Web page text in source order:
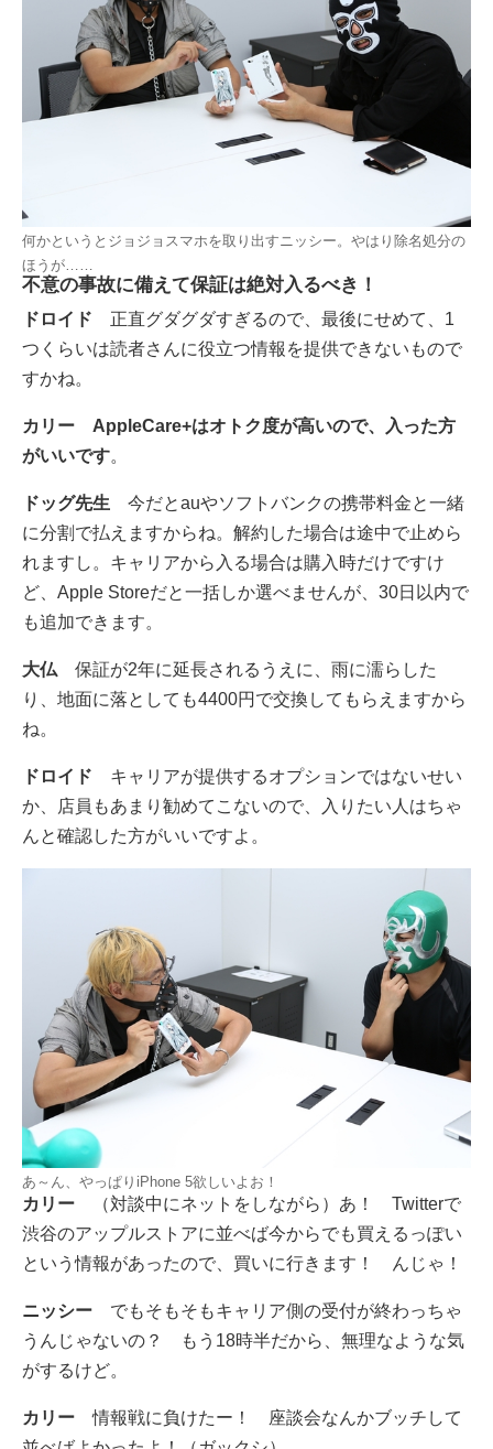
何かというとジョジョスマホを取り出すニッシー。やはり除名処分の
ほうが……
不意の事故に備えて保証は絶対入るべき！
ドロイド 正直グダグダすぎるので、最後にせめて、1
つくらいは読者さんに役立つ情報を提供できないもので
すかね。
カリー
AppleCare+はオトク度が高いので、入った方
がいいです。
ドッグ先生 今だとauやソフトバンクの携帯料金と一緒
に分割で払えますからね。解約した場合は途中で止めら
れますし。キャリアから入る場合は購入時だけですけ
ど、Apple Storeだと一括しか選べませんが、30日以内で
も追加できます。
大仏 保証が2年に延長されるうえに、雨に濡らした
り、地面に落としても4400円で交換してもらえますから
ね。
ドロイド キャリアが提供するオプションではないせい
か、店員もあまり勧めてこないので、入りたい人はちゃ
んと確認した方がいいですよ。
あ～ん、やっぱりiPhone 5欲しいよお！
カリー （対談中にネットをしながら）あ！ Twitterで
渋谷のアップルストアに並べば今からでも買えるっぽい
という情報があったので、買いに行きます！ んじゃ！
ニッシー でもそもそもキャリア側の受付が終わっちゃ
うんじゃないの？ もう18時半だから、無理なような気
がするけど。
カリー 情報戦に負けたー！ 座談会なんかブッチして